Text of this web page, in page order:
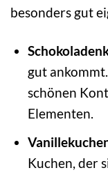
besonders gut
gut
schönen
Elementen.
Kuchen, der